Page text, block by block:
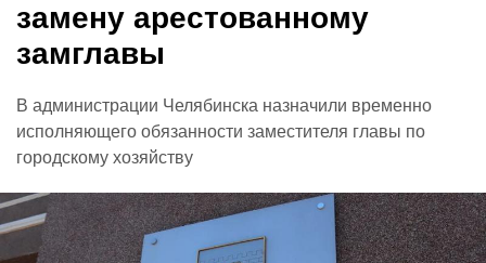
замену арестованному
замглавы
В администрации Челябинска назначили временно
исполняющего обязанности заместителя главы по
городскому хозяйству